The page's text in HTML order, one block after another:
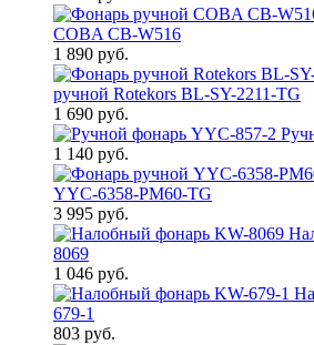
COBA CB-W516
1 890 руб.
ручной Rotekors BL-SY-2211-TG
1 690 руб.
1 140 руб.
YYC-6358-PM60-TG
3 995 руб.
8069
1 046 руб.
679-1
803 руб.